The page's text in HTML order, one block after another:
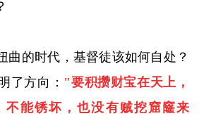
曲的时代，基督徒该如何自处？
了方向： "要积攒财宝在天上，
不能锈坏，也没有贼挖窟窿来